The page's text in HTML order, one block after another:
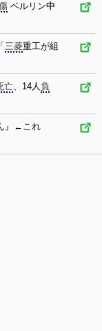
ベルリン中
「 三菱重工が組
亡、14人負
』←これ